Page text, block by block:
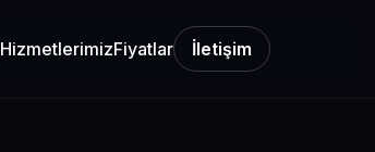
HizmetlerimizFiyatlar İletişim